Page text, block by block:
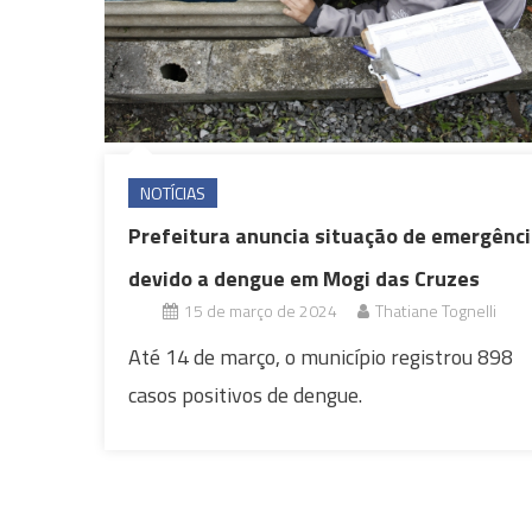
NOTÍCIAS
Prefeitura anuncia situação de
devido a dengue em Mogi das Cruzes
15 de março de 2024 Thatiane Tognelli
Até 14 de março, o município registrou 898
casos positivos de dengue.